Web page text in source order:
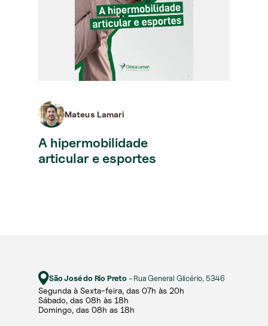
Mateus Lamari
A hipermobilidade
articular e esportes
São José do Rio Preto- Rua General Glicério, 5346
Segunda à Sexta-feira, das 07h às 20h​​
Sábado, das 08h às 18h ​
Domingo, das 08h as 18h